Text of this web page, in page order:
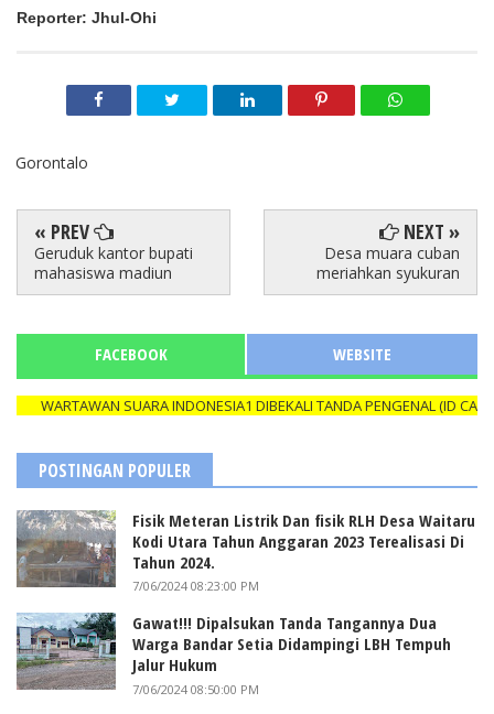
Reporter: Jhul-Ohi
Gorontalo
« PREV
Geruduk kantor bupati
mahasiswa madiun
NEXT »
Desa muara cuban
meriahkan syukuran
FACEBOOK WEBSITE
WARTAWAN SUARA INDONESIA1 DIBEKALI TANDA PENGENAL (ID CARD)
POSTINGAN POPULER
Fisik Meteran Listrik Dan fisik RLH Desa Waitaru
Kodi Utara Tahun Anggaran 2023 Terealisasi Di
Tahun 2024.
7/06/2024 08:23:00 PM
Gawat!!! Dipalsukan Tanda Tangannya Dua
Warga Bandar Setia Didampingi LBH Tempuh
Jalur Hukum
7/06/2024 08:50:00 PM